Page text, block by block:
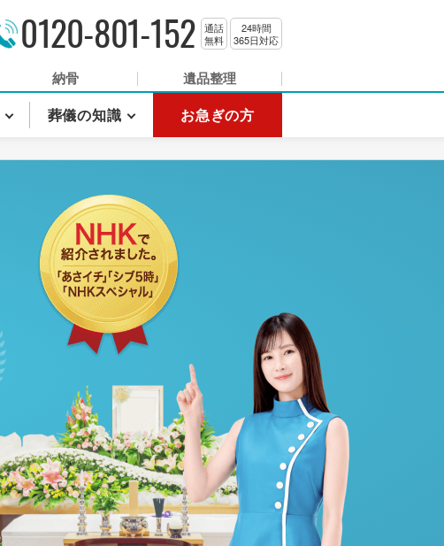
0120-801-152
通話
無料
24時間
365日対応
納骨 遺品整理
葬儀の知識 お急ぎの方